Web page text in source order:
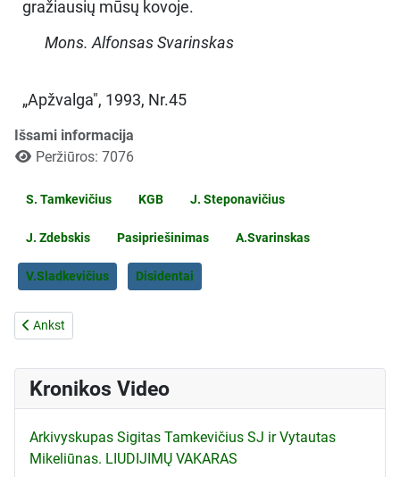
gražiausių mūsų kovoje.
Mons. Alfonsas Svarinskas
„Apžvalga", 1993, Nr.45
Išsami informacija
Peržiūros: 7076
S. Tamkevičius KGB J. Steponavičius
J. Zdebskis Pasipriešinimas A.Svarinskas
V.Sladkevičius Disidentai
Ankstesnis straipsnis: Arkivysk. S.Tamkevičius apie TTG Katalikų
Ankst
Kronikos Video
Arkivyskupas Sigitas Tamkevičius SJ ir Vytautas
Mikeliūnas. LIUDIJIMŲ VAKARAS